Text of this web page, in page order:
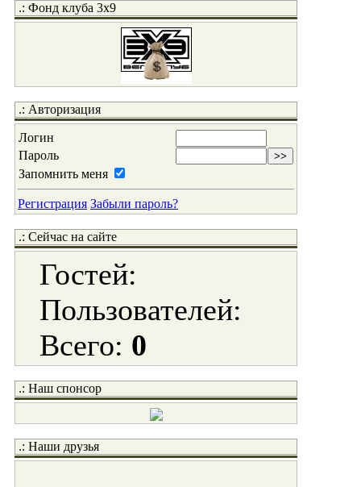
.: Фонд клуба 3x9
.: Авторизация
Логин
Пароль
Запомнить меня
Регистрация Забыли пароль?
.: Сейчас на сайте
Гостей:
Пользователей:
Всего: 0
.: Наш спонсор
.: Наши друзья